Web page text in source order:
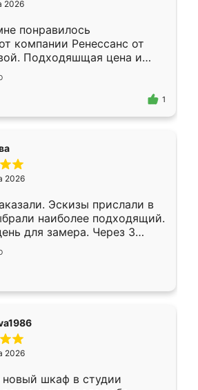
2026
понравилось
компании Ренессанс от
Подходяшщая цена и
изготовления. Приехавший
Владислав
эскизу самый
1
2026
Эскизы прислали в
наиболее подходящий.
для замера. Через 3
уже готова. Остались
Спасибо Ренессанс
работу!
2026
новый шкаф в студии